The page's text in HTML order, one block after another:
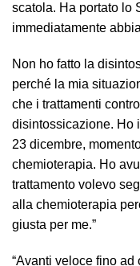
scatola. Ha portato lo
immediatamente
Non ho fatto la
perché la mia
che i trattamenti
disintossicazione. Ho
23 dicembre,
chemioterapia. Ho
trattamento volevo
alla chemioterapia
giusta per me.”
“Avanti veloce fino